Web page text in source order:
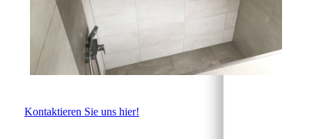
Kontaktieren Sie uns hier!